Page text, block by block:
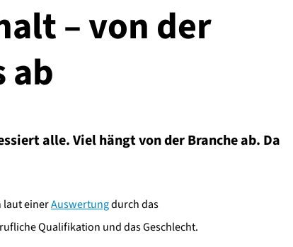
– von der
ab
alle. Viel hängt von der Branche ab. Da
laut einerAuswertungdurch das
Qualifikation und das Geschlecht.